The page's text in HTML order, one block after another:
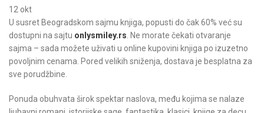
12 okt
U susret Beogradskom sajmu knjiga, popusti do čak 60% već su
dostupni na sajtu onlysmiley.rs . Ne morate čekati otvaranje
sajma – sada možete uživati u online kupovini knjiga po izuzetno
povoljnim cenama. Pored velikih sniženja, dostava je besplatna za
sve porudžbine.
Ponuda obuhvata širok spektar naslova, među kojima se nalaze